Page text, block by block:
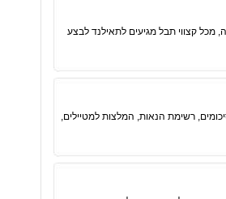
קצווי תבל מגיעים לתאילנד לבצע
רשימת הנאות, המלצות למטיילים,